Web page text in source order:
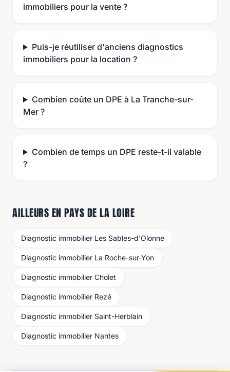
immobiliers pour la vente ?
Puis-je réutiliser d'anciens diagnostics
immobiliers pour la location ?
Combien coûte un DPE à La Tranche-sur-
Mer ?
Combien de temps un DPE reste-t-il valable
?
AILLEURS EN PAYS DE LA LOIRE
Diagnostic immobilier Les Sables-d'Olonne
Diagnostic immobilier La Roche-sur-Yon
Diagnostic immobilier Cholet
Diagnostic immobilier Rezé
Diagnostic immobilier Saint-Herblain
Diagnostic immobilier Nantes